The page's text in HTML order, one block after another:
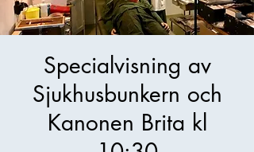
Specialvisning av
Sjukhusbunkern och
Kanonen Brita kl